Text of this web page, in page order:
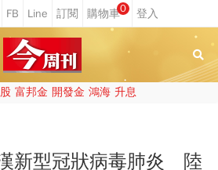
0
富邦金 開發金 鴻海 升息
新型冠狀病毒肺炎 陸